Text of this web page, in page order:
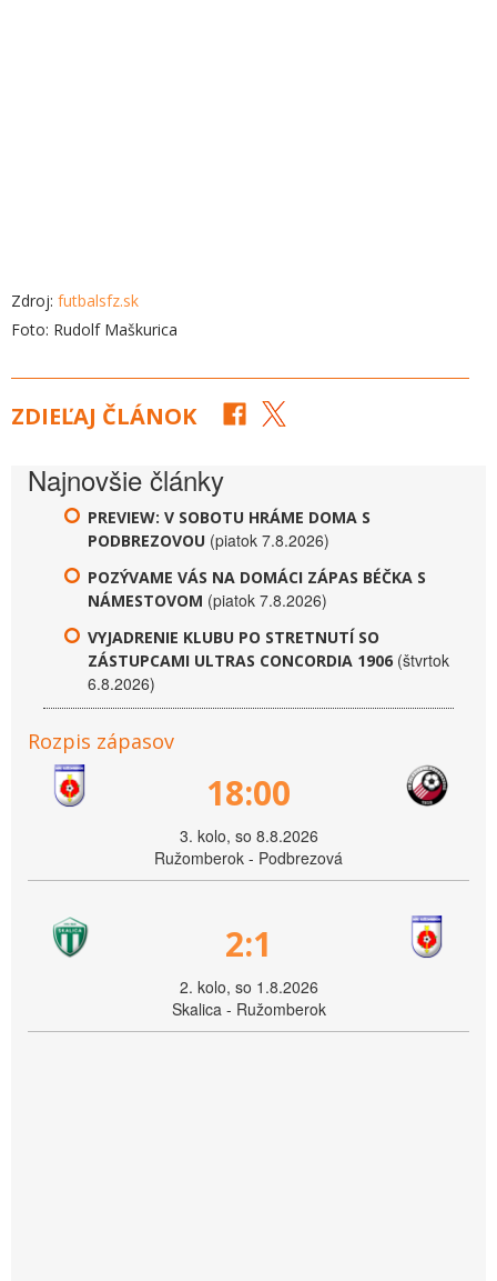
Zdroj: futbalsfz.sk
Foto: Rudolf Maškurica
ZDIEĽAJ ČLÁNOK
Najnovšie články
PREVIEW: V SOBOTU HRÁME DOMA S
PODBREZOVOU (piatok 7.8.2026)
POZÝVAME VÁS NA DOMÁCI ZÁPAS BÉČKA S
NÁMESTOVOM (piatok 7.8.2026)
VYJADRENIE KLUBU PO STRETNUTÍ SO
ZÁSTUPCAMI ULTRAS CONCORDIA 1906 (štvrtok
6.8.2026)
Rozpis zápasov
18:00
3. kolo, so 8.8.2026
Ružomberok - Podbrezová
2:1
2. kolo, so 1.8.2026
Skalica - Ružomberok